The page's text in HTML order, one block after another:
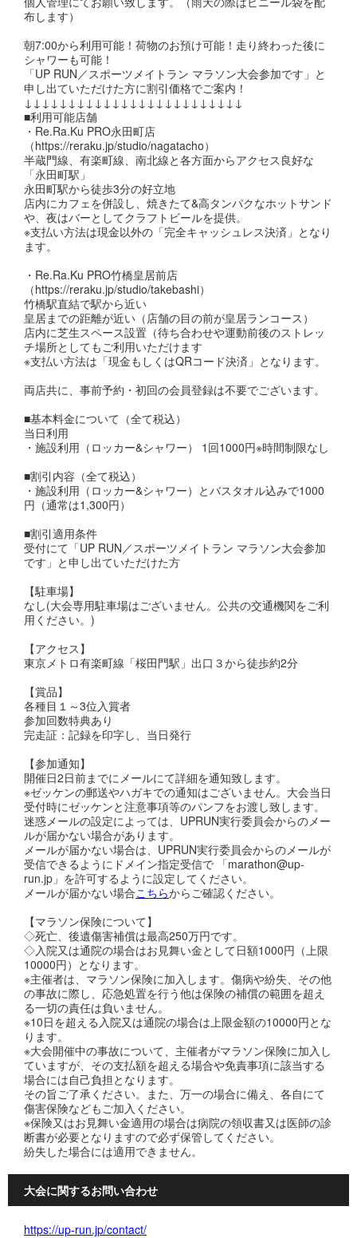
布します）
朝7:00から利用可能！荷物のお預け可能！走り終わった後に
シャワーも可能！
「UP RUN／スポーツメイトラン マラソン大会参加です」と
申し出ていただけた方に割引価格でご案内！
↓↓↓↓↓↓↓↓↓↓↓↓↓↓↓↓↓↓↓↓↓↓↓↓↓
■利用可能店舗
・Re.Ra.Ku PRO永田町店
（https://reraku.jp/studio/nagatacho）
半蔵門線、有楽町線、南北線と各方面からアクセス良好な
「永田町駅」
永田町駅から徒歩3分の好立地
店内にカフェを併設し、焼きたて&高タンパクなホットサンド
や、夜はバーとしてクラフトビールを提供。
※支払い方法は現金以外の「完全キャッシュレス決済」となり
ます。
・Re.Ra.Ku PRO竹橋皇居前店
（https://reraku.jp/studio/takebashi）
竹橋駅直結で駅から近い
皇居までの距離が近い（店舗の目の前が皇居ランコース）
店内に芝生スペース設置（待ち合わせや運動前後のストレッ
チ場所としてもご利用いただけます
※支払い方法は「現金もしくはQRコード決済」となります。
両店共に、事前予約・初回の会員登録は不要でございます。
■基本料金について（全て税込）
当日利用
・施設利用（ロッカー&シャワー） 1回1000円※時間制限なし
■割引内容（全て税込）
・施設利用（ロッカー&シャワー）とバスタオル込みで1000
円（通常は1,300円）
■割引適用条件
受付にて「UP RUN／スポーツメイトラン マラソン大会参加
です」と申し出ていただけた方
【駐車場】
なし(大会専用駐車場はございません。公共の交通機関をご利
用ください。)
【アクセス】
東京メトロ有楽町線「桜田門駅」出口３から徒歩約2分
【賞品】
各種目１～3位入賞者
参加回数特典あり
完走証：記録を印字し、当日発行
【参加通知】
開催日2日前までにメールにて詳細を通知致します。
※ゼッケンの郵送やハガキでの通知はございません。大会当日
受付時にゼッケンと注意事項等のパンフをお渡し致します。
迷惑メールの設定によっては、UPRUN実行委員会からのメー
ルが届かない場合があります。
メールが届かない場合は、UPRUN実行委員会からのメールが
受信できるようにドメイン指定受信で 「marathon@up-
run.jp」を許可するように設定してください。
メールが届かない場合こちらからご確認ください。
【マラソン保険について】
◇死亡、後遺傷害補償は最高250万円です。
◇入院又は通院の場合はお見舞い金として日額1000円（上限
10000円）となります。
※主催者は、マラソン保険に加入します。傷病や紛失、その他
の事故に際し、応急処置を行う他は保険の補償の範囲を超え
る一切の責任は負いません。
※10日を超える入院又は通院の場合は上限金額の10000円とな
ります。
※大会開催中の事故について、主催者がマラソン保険に加入し
ていますが、その支払額を超える場合や免責事項に該当する
場合には自己負担となります。
その旨ご了承ください。また、万一の場合に備え、各自にて
傷害保険などもご加入ください。
※保険又はお見舞い金適用の場合は病院の領収書又は医師の診
断書が必要となりますので必ず保管してください。
紛失した場合には適用できません。
大会に関するお問い合わせ
https://up-run.jp/contact/